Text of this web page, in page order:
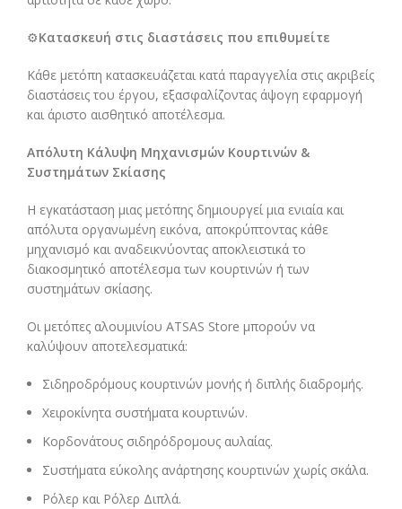
⚙️Κατασκευή στις διαστάσεις που επιθυμείτε
Κάθε μετόπη κατασκευάζεται κατά παραγγελία στις ακριβείς
διαστάσεις του έργου, εξασφαλίζοντας άψογη εφαρμογή
και άριστο αισθητικό αποτέλεσμα.
Απόλυτη Κάλυψη Μηχανισμών Κουρτινών &
Συστημάτων Σκίασης
Η εγκατάσταση μιας μετόπης δημιουργεί μια ενιαία και
απόλυτα οργανωμένη εικόνα, αποκρύπτοντας κάθε
μηχανισμό και αναδεικνύοντας αποκλειστικά το
διακοσμητικό αποτέλεσμα των κουρτινών ή των
συστημάτων σκίασης.
Οι μετόπες αλουμινίου ATSAS Store μπορούν να
καλύψουν αποτελεσματικά:
Σιδηροδρόμους κουρτινών μονής ή διπλής διαδρομής.
Χειροκίνητα συστήματα κουρτινών.
Κορδονάτους σιδηρόδρομους αυλαίας.
Συστήματα εύκολης ανάρτησης κουρτινών χωρίς σκάλα.
Ρόλερ και Ρόλερ Διπλά.